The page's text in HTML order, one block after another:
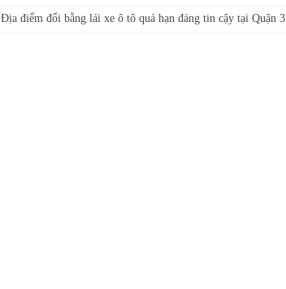
Địa điểm đổi bằng lái xe ô tô quá hạn đáng tin cậy tại Quận 3